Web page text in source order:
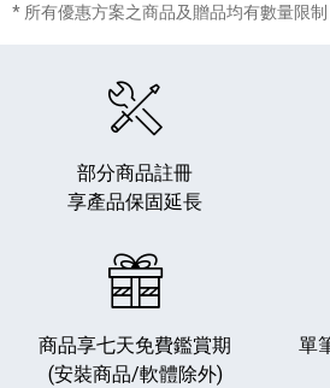
* 所有優惠方案之商品及贈品均有數量限制
部分商品註冊
享產品保固延長
商品享七天免費鑑賞期
(安裝商品/軟體除外)
單